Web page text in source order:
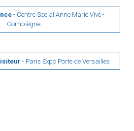
- Centre Social Anne Marie Vivé -
Compiègne
- Paris Expo Porte de Versailles